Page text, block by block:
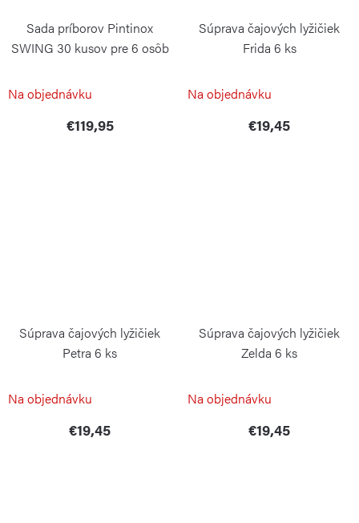
Sada príborov Pintinox
SWING 30 kusov pre 6 osôb
Na objednávku
€119,95
Súprava čajových lyžičiek
Frida 6 ks
Na objednávku
€19,45
Súprava čajových lyžičiek
Petra 6 ks
Na objednávku
€19,45
Súprava čajových lyžičiek
Zelda 6 ks
Na objednávku
€19,45